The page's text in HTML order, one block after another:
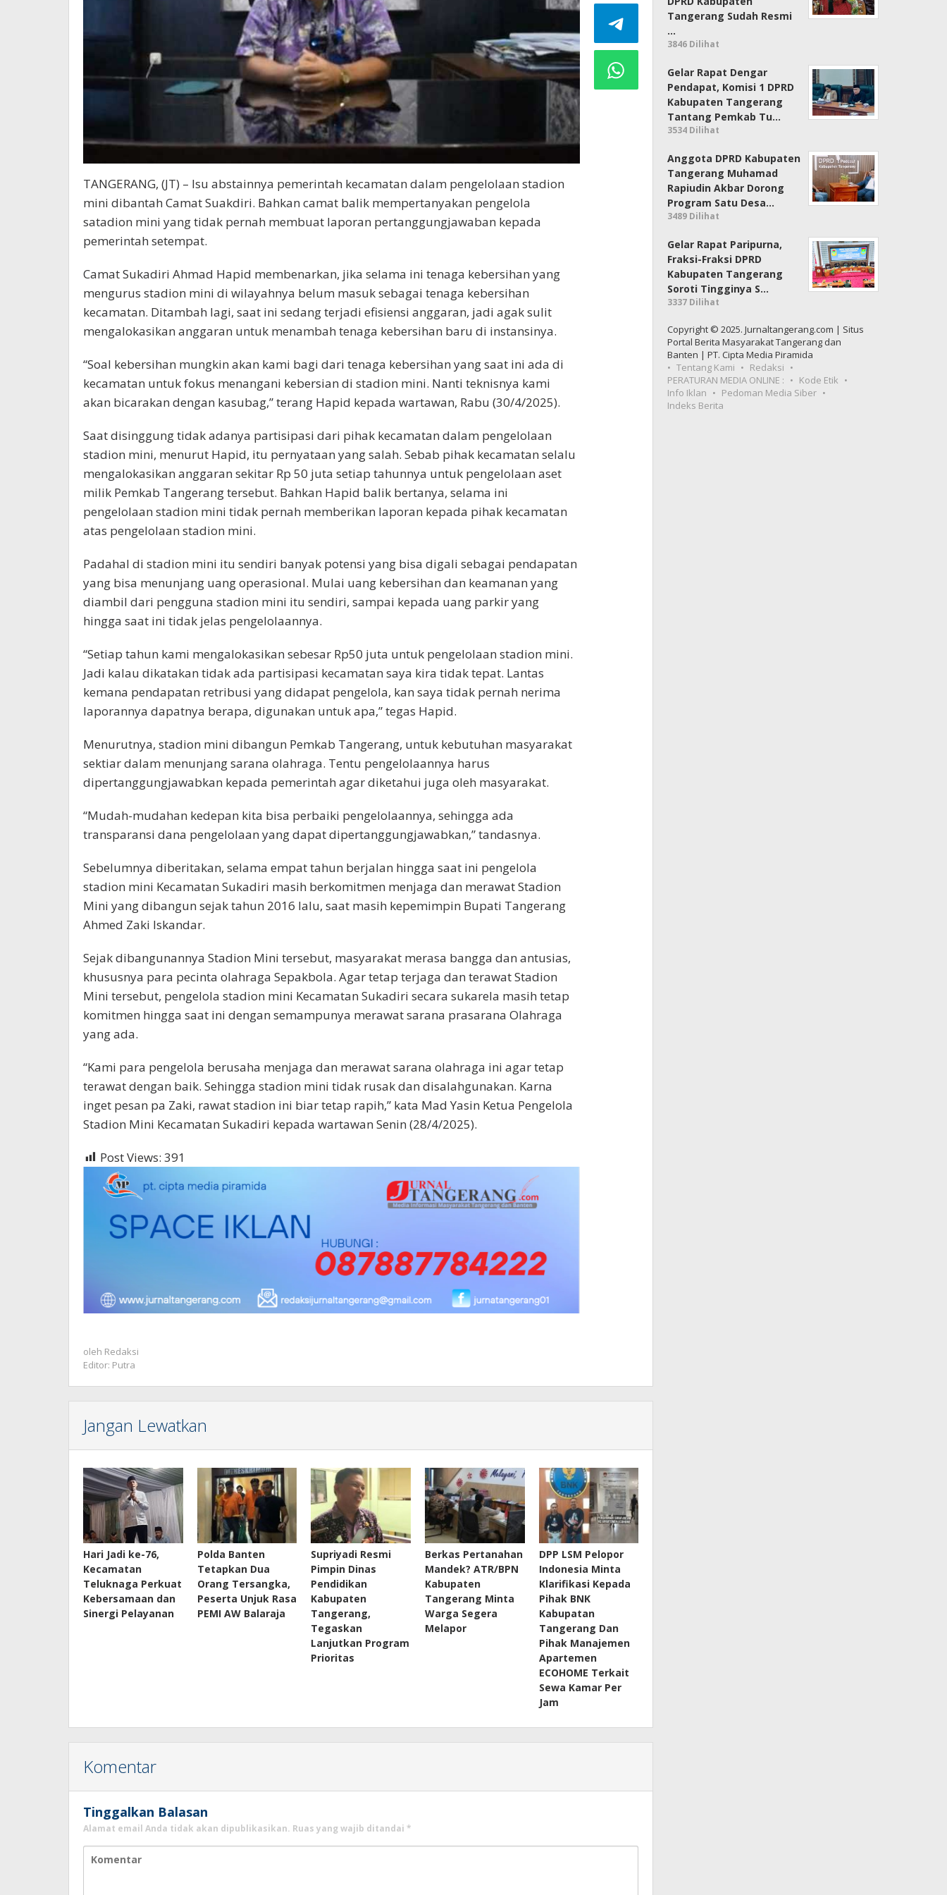
TANGERANG, (JT) – Isu abstainnya pemerintah kecamatan dalam pengelolaan stadion
mini dibantah Camat Suakdiri. Bahkan camat balik mempertanyakan pengelola
satadion mini yang tidak pernah membuat laporan pertanggungjawaban kepada
pemerintah setempat.
Camat Sukadiri Ahmad Hapid membenarkan, jika selama ini tenaga kebersihan yang
mengurus stadion mini di wilayahnya belum masuk sebagai tenaga kebersihan
kecamatan. Ditambah lagi, saat ini sedang terjadi efisiensi anggaran, jadi agak sulit
mengalokasikan anggaran untuk menambah tenaga kebersihan baru di instansinya.
“Soal kebersihan mungkin akan kami bagi dari tenaga kebersihan yang saat ini ada di
kecamatan untuk fokus menangani kebersian di stadion mini. Nanti teknisnya kami
akan bicarakan dengan kasubag,” terang Hapid kepada wartawan, Rabu (30/4/2025).
Saat disinggung tidak adanya partisipasi dari pihak kecamatan dalam pengelolaan
stadion mini, menurut Hapid, itu pernyataan yang salah. Sebab pihak kecamatan selalu
mengalokasikan anggaran sekitar Rp 50 juta setiap tahunnya untuk pengelolaan aset
milik Pemkab Tangerang tersebut. Bahkan Hapid balik bertanya, selama ini
pengelolaan stadion mini tidak pernah memberikan laporan kepada pihak kecamatan
atas pengelolaan stadion mini.
Padahal di stadion mini itu sendiri banyak potensi yang bisa digali sebagai pendapatan
yang bisa menunjang uang operasional. Mulai uang kebersihan dan keamanan yang
diambil dari pengguna stadion mini itu sendiri, sampai kepada uang parkir yang
hingga saat ini tidak jelas pengelolaannya.
“Setiap tahun kami mengalokasikan sebesar Rp50 juta untuk pengelolaan stadion mini.
Jadi kalau dikatakan tidak ada partisipasi kecamatan saya kira tidak tepat. Lantas
kemana pendapatan retribusi yang didapat pengelola, kan saya tidak pernah nerima
laporannya dapatnya berapa, digunakan untuk apa,” tegas Hapid.
Menurutnya, stadion mini dibangun Pemkab Tangerang, untuk kebutuhan masyarakat
sektiar dalam menunjang sarana olahraga. Tentu pengelolaannya harus
dipertanggungjawabkan kepada pemerintah agar diketahui juga oleh masyarakat.
“Mudah-mudahan kedepan kita bisa perbaiki pengelolaannya, sehingga ada
transparansi dana pengelolaan yang dapat dipertanggungjawabkan,” tandasnya.
Sebelumnya diberitakan, selama empat tahun berjalan hingga saat ini pengelola
stadion mini Kecamatan Sukadiri masih berkomitmen menjaga dan merawat Stadion
Mini yang dibangun sejak tahun 2016 lalu, saat masih kepemimpin Bupati Tangerang
Ahmed Zaki Iskandar.
Sejak dibangunannya Stadion Mini tersebut, masyarakat merasa bangga dan antusias,
khususnya para pecinta olahraga Sepakbola. Agar tetap terjaga dan terawat Stadion
Mini tersebut, pengelola stadion mini Kecamatan Sukadiri secara sukarela masih tetap
komitmen hingga saat ini dengan semampunya merawat sarana prasarana Olahraga
yang ada.
“Kami para pengelola berusaha menjaga dan merawat sarana olahraga ini agar tetap
terawat dengan baik. Sehingga stadion mini tidak rusak dan disalahgunakan. Karna
inget pesan pa Zaki, rawat stadion ini biar tetap rapih,” kata Mad Yasin Ketua Pengelola
Stadion Mini Kecamatan Sukadiri kepada wartawan Senin (28/4/2025).
Post Views: 391
oleh Redaksi
Editor: Putra
Jangan Lewatkan
Hari Jadi ke-76,
Kecamatan
Teluknaga Perkuat
Kebersamaan dan
Sinergi Pelayanan
Polda Banten
Tetapkan Dua
Orang Tersangka,
Peserta Unjuk Rasa
PEMI AW Balaraja
Supriyadi Resmi
Pimpin Dinas
Pendidikan
Kabupaten
Tangerang,
Tegaskan
Lanjutkan Program
Prioritas
Berkas Pertanahan
Mandek? ATR/BPN
Kabupaten
Tangerang Minta
Warga Segera
Melapor
DPP LSM Pelopor
Indonesia Minta
Klarifikasi Kepada
Pihak BNK
Kabupatan
Tangerang Dan
Pihak Manajemen
Apartemen
ECOHOME Terkait
Sewa Kamar Per
Jam
Komentar
Tinggalkan Balasan
Alamat email Anda tidak akan dipublikasikan. Ruas yang wajib ditandai *
Tangerang Sudah Resmi
…
3846 Dilihat
Gelar Rapat Dengar
Pendapat, Komisi 1 DPRD
Kabupaten Tangerang
Tantang Pemkab Tu…
3534 Dilihat
Anggota DPRD Kabupaten
Tangerang Muhamad
Rapiudin Akbar Dorong
Program Satu Desa…
3489 Dilihat
Gelar Rapat Paripurna,
Fraksi-Fraksi DPRD
Kabupaten Tangerang
Soroti Tingginya S…
3337 Dilihat
Copyright © 2025. Jurnaltangerang.com | Situs
Portal Berita Masyarakat Tangerang dan
Banten | PT. Cipta Media Piramida
Tentang Kami
Redaksi
PERATURAN MEDIA ONLINE :
Kode Etik
Info Iklan
Pedoman Media Siber
Indeks Berita